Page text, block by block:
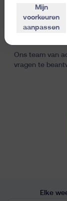
Wat de
met
activiteiten van
Ons team van
vragen te
Elke
Mijn
voorkeuren
aanpassen